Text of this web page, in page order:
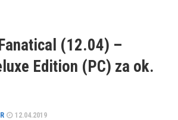
(12.04) –
Edition (PC) za ok.
12.04.2019